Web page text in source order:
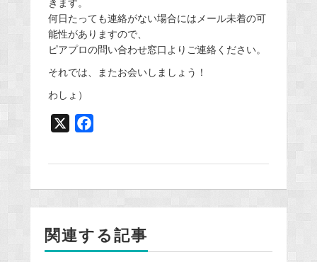
きます。
何日たっても連絡がない場合にはメール未着の可
能性がありますので、
ピアプロの問い合わせ窓口よりご連絡ください。
それでは、またお会いしましょう！
わしょ）
o
k
関連する記事